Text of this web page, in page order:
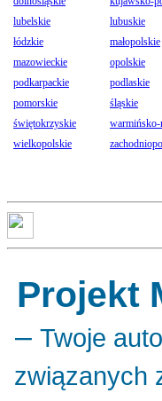
lubelskie
lubuskie
łódzkie
małopolskie
mazowieckie
opolskie
podkarpackie
podlaskie
pomorskie
śląskie
świętokrzyskie
warmińsko-
wielkopolskie
Projekt
– Twoje
związanych